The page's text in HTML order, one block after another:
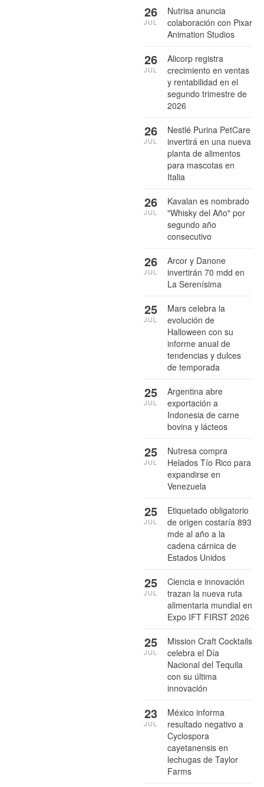
Nutrisa anuncia
colaboración con Pixar
Animation Studios
26
JUL
Alicorp registra
crecimiento en ventas
y rentabilidad en el
segundo trimestre de
2026
26
JUL
Nestlé Purina PetCare
invertirá en una nueva
planta de alimentos
para mascotas en
Italia
26
JUL
Kavalan es nombrado
"Whisky del Año" por
segundo año
consecutivo
26
JUL
Arcor y Danone
invertirán 70 mdd en
La Serenísima
26
JUL
Mars celebra la
evolución de
Halloween con su
informe anual de
tendencias y dulces
de temporada
25
JUL
Argentina abre
exportación a
Indonesia de carne
bovina y lácteos
25
JUL
Nutresa compra
Helados Tío Rico para
expandirse en
Venezuela
25
JUL
Etiquetado obligatorio
de origen costaría 893
mde al año a la
cadena cárnica de
Estados Unidos
25
JUL
Ciencia e innovación
trazan la nueva ruta
alimentaria mundial en
Expo IFT FIRST 2026
25
JUL
Mission Craft Cocktails
celebra el Día
Nacional del Tequila
con su última
innovación
25
JUL
México informa
resultado negativo a
Cyclospora
cayetanensis en
lechugas de Taylor
Farms
23
JUL